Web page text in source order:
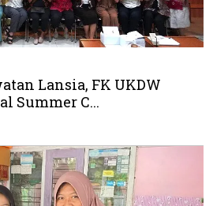
Lansia, FK UKDW
Summer C...